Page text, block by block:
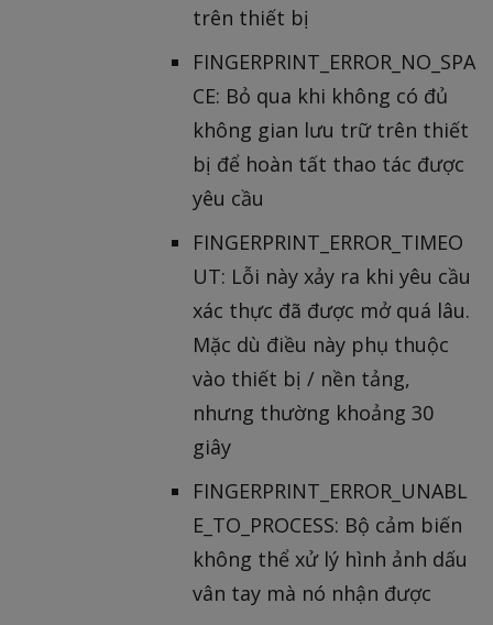
trên thiết bị
FINGERPRINT_ERROR_NO_SPA
CE: Bỏ qua khi không có đủ
không gian lưu trữ trên thiết
bị để hoàn tất thao tác được
yêu cầu
FINGERPRINT_ERROR_TIMEO
UT: Lỗi này xảy ra khi yêu cầu
xác thực đã được mở quá lâu.
Mặc dù điều này phụ thuộc
vào thiết bị / nền tảng,
nhưng thường khoảng 30
giây
FINGERPRINT_ERROR_UNABL
E_TO_PROCESS: Bộ cảm biến
không thể xử lý hình ảnh dấu
vân tay mà nó nhận được